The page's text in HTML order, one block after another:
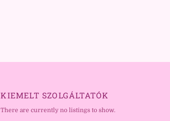
KIEMELT SZOLGÁLTATÓK
There are currently no listings to show.